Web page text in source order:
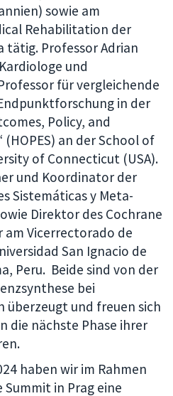
sowie am
Rehabilitation der
tätig. Professor Adrian
und
für vergleichende
in der
Policy, and
(HOPES) an der School of
of Connecticut (USA).
und Koordinator der
Sistemáticas y Meta-
Direktor des Cochrane
am Vicerrectorado de
San Ignacio de
Peru. Beide sind von der
bei
überzeugt und freuen sich
die nächste Phase ihrer
haben wir im Rahmen
Summit in Prag eine